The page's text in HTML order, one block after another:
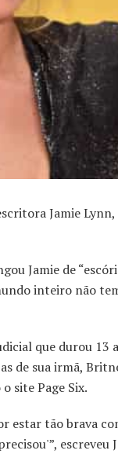
Jamie Lynn,
Jamie de
inteiro não
que durou 13
de sua irmã,
site Page Six.
estar tão brava
escreveu